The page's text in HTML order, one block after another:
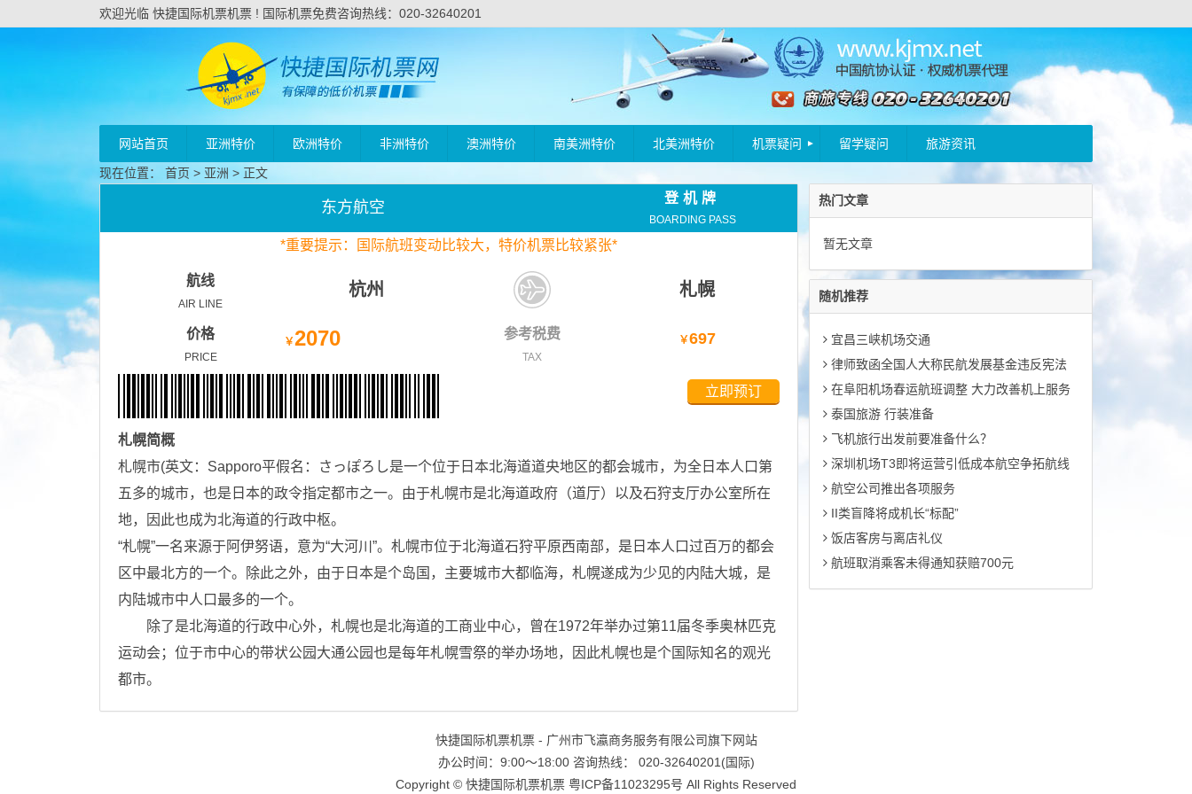
欢迎光临 快捷国际机票机票 ! 国际机票免费咨询热线：020-32640201
网站首页 亚洲特价 欧洲特价 非洲特价 澳洲特价 南美洲特价 北美洲特价 机票疑问 留学疑问 旅游资讯
现在位置： 首页 > 亚洲 > 正文
东方航空
登机牌
BOARDING PASS
*重要提示：国际航班变动比较大，特价机票比较紧张*
航线
AIR LINE
杭州 札幌
价格
PRICE
￥2070 参考税费
TAX
￥697
立即预订
札幌简概
札幌市(英文：Sapporo平假名：さっぽろし是一个位于日本北海道道央地区的都会城市，为全日本人口第
五多的城市，也是日本的政令指定都市之一。由于札幌市是北海道政府（道厅）以及石狩支厅办公室所在
地，因此也成为北海道的行政中枢。
“札幌”一名来源于阿伊努语，意为“大河川”。札幌市位于北海道石狩平原西南部，是日本人口过百万的都会
区中最北方的一个。除此之外，由于日本是个岛国，主要城市大都临海，札幌遂成为少见的内陆大城，是
内陆城市中人口最多的一个。
除了是北海道的行政中心外，札幌也是北海道的工商业中心，曾在1972年举办过第11届冬季奥林匹克
运动会；位于市中心的带状公园大通公园也是每年札幌雪祭的举办场地，因此札幌也是个国际知名的观光
都市。
热门文章
暂无文章
随机推荐
宜昌三峡机场交通
律师致函全国人大称民航发展基金违反宪法
在阜阳机场春运航班调整 大力改善机上服务
泰国旅游 行装准备
飞机旅行出发前要准备什么？
深圳机场T3即将运营引低成本航空争拓航线
航空公司推出各项服务
II类盲降将成机长“标配”
饭店客房与离店礼仪
航班取消乘客未得通知获赔700元
快捷国际机票机票 - 广州市飞瀛商务服务有限公司旗下网站
办公时间：9:00～18:00 咨询热线： 020-32640201(国际)
Copyright © 快捷国际机票机票 粤ICP备11023295号 All Rights Reserved